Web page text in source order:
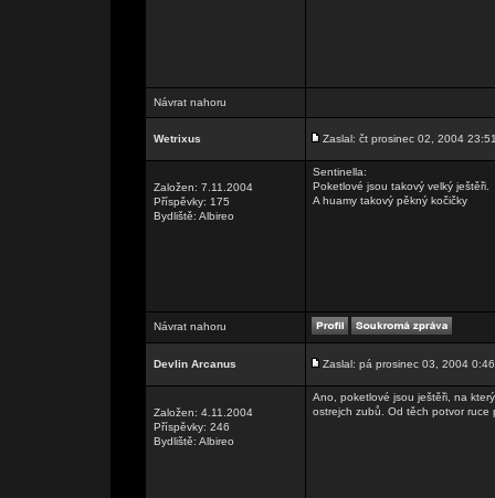
Návrat nahoru
Wetrixus Zaslal: čt prosinec 02, 2004
Založen: 7.11.2004
Příspěvky: 175
Bydliště: Albireo
Sentinella:
Poketlové jsou takový velký ještěři.
A huamy takový pěkný kočičky
Návrat nahoru
Devlin Arcanus Zaslal: pá prosinec 03, 2004 0:46
Založen: 4.11.2004
Příspěvky: 246
Bydliště: Albireo
Ano, poketlové jsou ještěři, na
ostrejch zubů. Od těch potvor ruce